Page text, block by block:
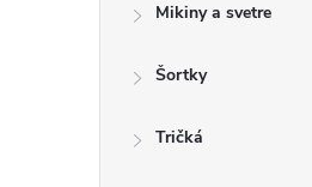
Mikiny a svetre
Šortky
Tričká